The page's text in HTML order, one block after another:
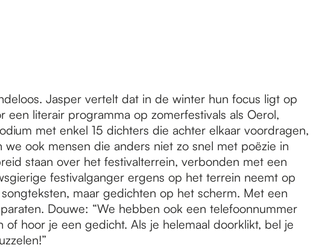
Jasper vertelt dat in de winter hun focus ligt op
literair programma op zomerfestivals als Oerol,
met enkel 15 dichters die achter elkaar voordragen,
ook mensen die anders niet zo snel met poëzie in
staan over het festivalterrein, verbonden met een
festivalganger ergens op het terrein neemt op
maar gedichten op het scherm. Met een
Douwe: “We hebben ook een telefoonnummer
hoor je een gedicht. Als je helemaal doorklikt, bel je